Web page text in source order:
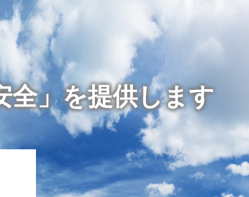
全」を提供します